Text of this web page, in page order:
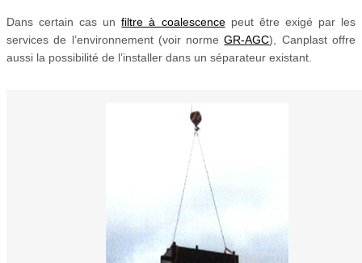
Dans certain cas unfiltre à coalescencepeut être exigé par les
services de l’environnement (voir normeGR-AGC), Canplast offre
aussi la possibilité de l’installer dans un séparateur existant.